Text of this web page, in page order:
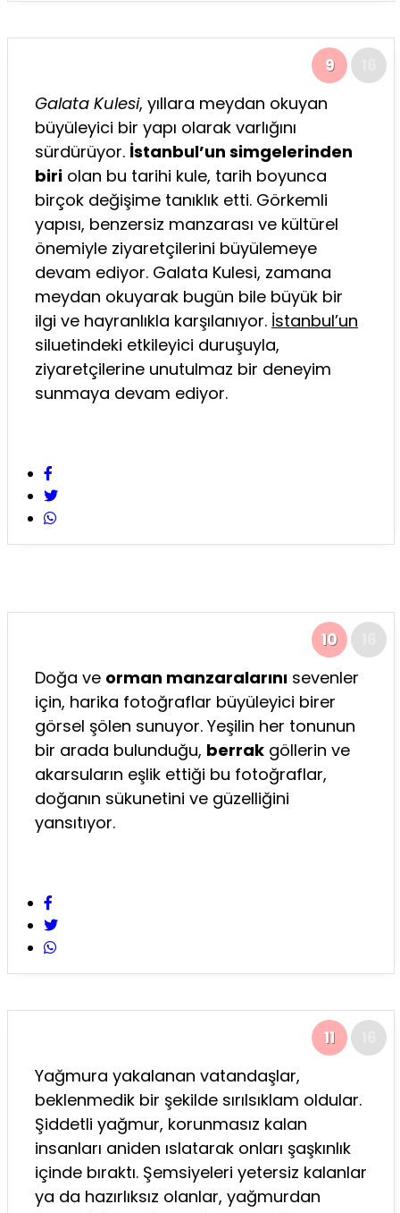
9
Galata Kulesi, yıllara meydan okuyan
büyüleyici bir yapı olarak varlığını
sürdürüyor. İstanbul’un simgelerinden
biri olan bu tarihi kule, tarih boyunca
birçok değişime tanıklık etti. Görkemli
yapısı, benzersiz manzarası ve kültürel
önemiyle ziyaretçilerini büyülemeye
devam ediyor. Galata Kulesi, zamana
meydan okuyarak bugün bile büyük bir
ilgi ve hayranlıkla karşılanıyor. İstanbul’un
siluetindeki etkileyici duruşuyla,
ziyaretçilerine unutulmaz bir deneyim
sunmaya devam ediyor.
10
Doğa ve orman manzaralarını sevenler
için, harika fotoğraflar büyüleyici birer
görsel şölen sunuyor. Yeşilin her tonunun
bir arada bulunduğu, berrak göllerin ve
akarsuların eşlik ettiği bu fotoğraflar,
doğanın sükunetini ve güzelliğini
yansıtıyor.
11
Yağmura yakalanan vatandaşlar,
beklenmedik bir şekilde sırılsıklam oldular.
Şiddetli yağmur, korunmasız kalan
insanları aniden ıslatarak onları şaşkınlık
içinde bıraktı. Şemsiyeleri yetersiz kalanlar
ya da hazırlıksız olanlar, yağmurdan